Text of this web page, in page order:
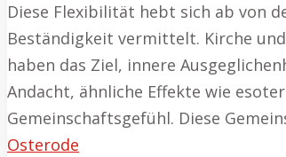
Diese Flexibilität hebt sich ab von
Beständigkeit vermittelt. Kirche
haben das Ziel, innere
Andacht, ähnliche Effekte wie
Gemeinschaftsgefühl. Diese
Osterode